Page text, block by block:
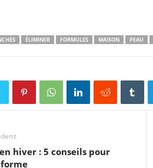
ÉLIMINER FORMULES MAISON PEAU
hiver : 5 conseils pour